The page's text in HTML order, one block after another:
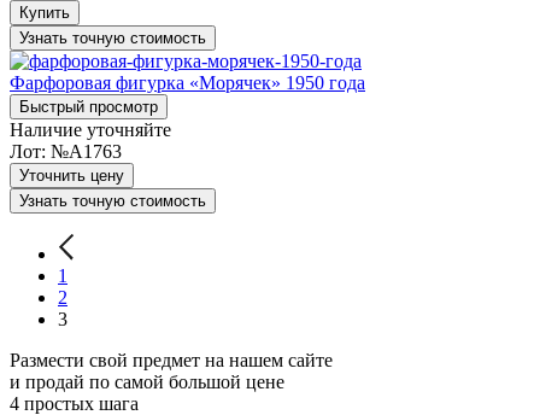
Купить
Узнать точную стоимость
Фарфоровая фигурка «Морячек» 1950 года
Быстрый просмотр
Наличие уточняйте
Лот: №A1763
Уточнить цену
Узнать точную стоимость
1
2
3
Размести свой предмет на нашем сайте
и продай по самой большой цене
4 простых шага